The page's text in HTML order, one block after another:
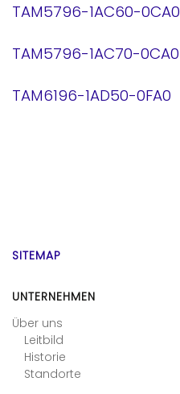
TAM5796-1AC60-0CA0
TAM5796-1AC70-0CA0
TAM6196-1AD50-0FA0
SITEMAP
UNTERNEHMEN
Über uns
Leitbild
Historie
Standorte